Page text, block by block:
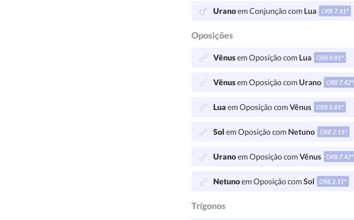
Uranoem Conjunção com Lua ORB 7.41°
Oposições
Vênusem Oposição com Lua ORB0.01°
Vênusem Oposição com Urano ORB 7.42°
Lua em Oposição comVênus ORB0.01°
Sol em Oposição com Netuno ORB2.51°
Uranoem Oposição comVênus ORB 7.42°
Netunoem Oposição comSol ORB2.51°
Trígonos